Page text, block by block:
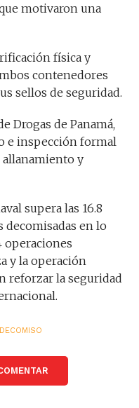
motivaron una
física y
contenedores
sellos de seguridad.
Drogas de Panamá,
e inspección formal
allanamiento y
supera las 16.8
decomisadas en lo
operaciones
y la operación
reforzar la seguridad
DECOMISO